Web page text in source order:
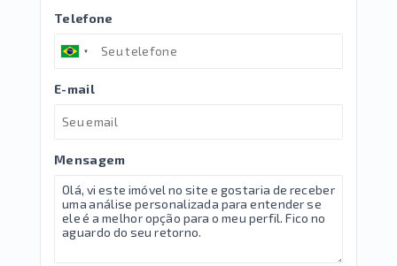
Telefone
E-mail
Mensagem